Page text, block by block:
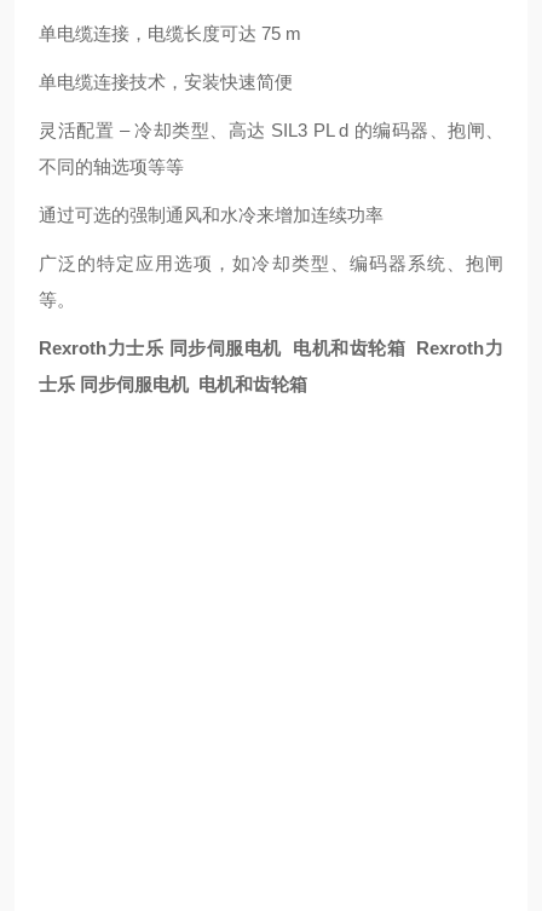
单电缆连接，电缆长度可达 75 m
单电缆连接技术，安装快速简便
灵活配置 – 冷却类型、高达 SIL3 PL d 的编码器、抱闸、
不同的轴选项等等
通过可选的强制通风和水冷来增加连续功率
广泛的特定应用选项，如冷却类型、编码器系统、抱闸
等。
Rexroth力士乐 同步伺服电机 电机和齿轮箱 Rexroth力
士乐 同步伺服电机 电机和齿轮箱